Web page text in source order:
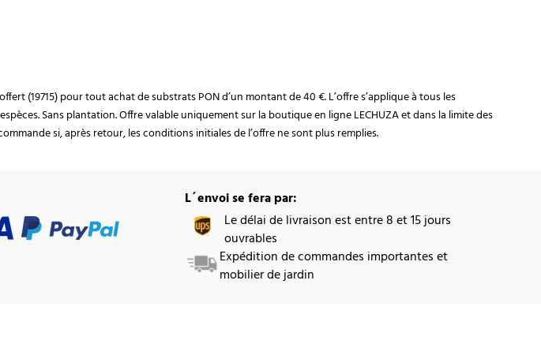
(19715) pour tout achat de substrats PON d’un montant de 40 €. L’offre s’applique à tous les
Sans plantation. Offre valable uniquement sur la boutique en ligne LECHUZA et dans la limite des
si, après retour, les conditions initiales de l’offre ne sont plus remplies.
L´envoi se fera par:
Le délai de livraison est entre 8 et 15 jours
ouvrables
Expédition de commandes importantes et
mobilier de jardin